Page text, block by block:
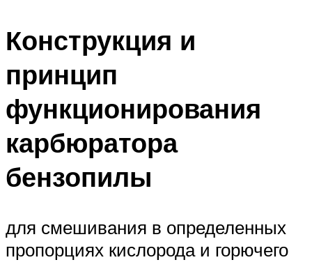
Конструкция и
принцип
функционирования
карбюратора
бензопилы
для смешивания в определенных
пропорциях кислорода и горючего